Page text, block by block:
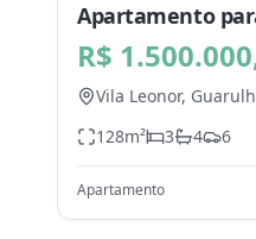
Apartamento
Leonor, Guarulhos
R$
Vila Leonor,
128m² 3 4 6
Apartamento